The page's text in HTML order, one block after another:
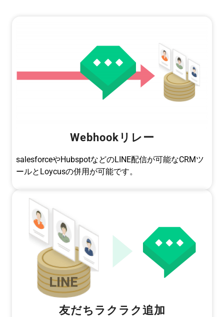
Webhookリレー
salesforceやHubspotなどのLINE配信が可能なCRMツ
ールとLoycusの併用が可能です。
友だちラクラク追加